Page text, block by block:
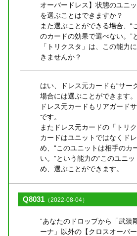
オーバードレス】状態のユニ
を選ぶことはできますか？
また選ぶことができる場合、“
のカードの効果で選べない。”
「トリクスタ」は、この能力
きませんか？
はい、ドレス元カードも“サー
場合には選ぶことができます。
ドレス元カードもリアガード
です。
またドレス元カードの「トリ
カードはユニットではなくド
め、“このユニットは相手のカ
い。”という能力の“このユニ
め、選ぶことができます。
Q8031 （2022-08-04）
“あなたのドロップから「武装
ーナ」以外の【クロスオーバ